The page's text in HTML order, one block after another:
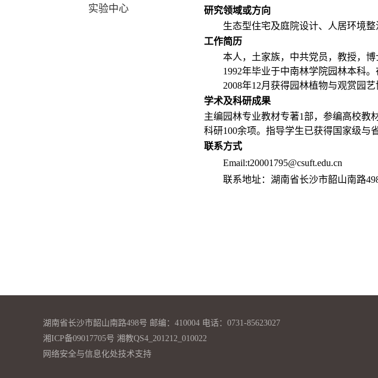
实验中心
研究领域或方向
生态型住宅及庭院设计、人居环境
工作简历
本人，土家族，中共党员，教授，
1992年毕业于中南林学院园林本科
2008年12月获得园林植物与观赏园艺
学术及科研成果
主编园林专业教材专著1部，参编高校教
科研100余项。指导学生已获得国家级与
联系方式
Email:t20001795@csuft.edu.cn
联系地址：湖南省长沙市韶山南路
湖南省长沙市韶山南路498号 邮编：410004 电话：0731-85623027
湘ICP备09017705号 湘教QS4_201212_010022
网络安全与信息化处技术支持